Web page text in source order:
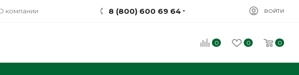
компании 8 (800) 600 69 64 ВОЙТИ
0 0 0